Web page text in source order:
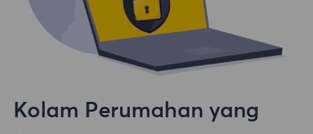
Kolam Perumahan yang